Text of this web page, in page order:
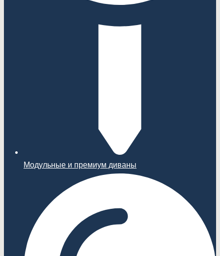
Модульные и премиум диваны